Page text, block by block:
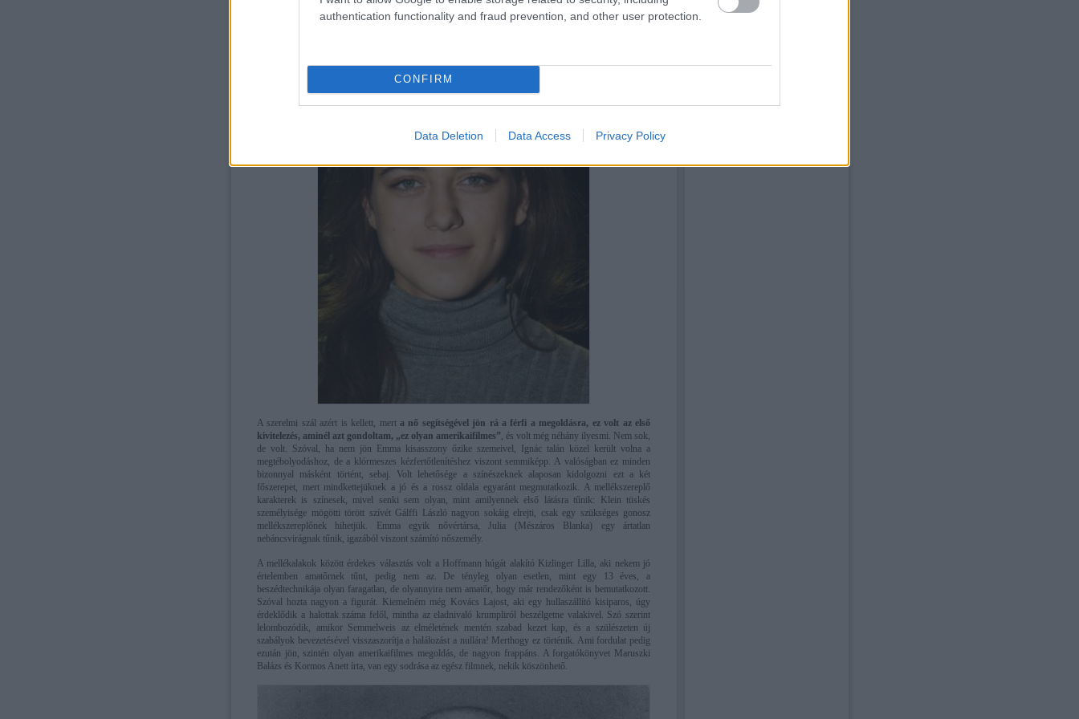
authentication functionality and fraud prevention, and other user protection.
CONFIRM
Data Deletion Data Access Privacy Policy
néhány okostelefon képernyőjének felvillanását.
A szerelmi szál azért is kellett, mert a nő segítségével jön rá a férfi a megoldásra, ez volt az első
kivitelezés, aminél azt gondoltam, „ez olyan amerikaifilmes” , és volt még néhány ilyesmi. Nem sok,
de volt. Szóval, ha nem jön Emma kisasszony őzike szemeivel, Ignác talán közel került volna a
megtébolyodáshoz, de a klórmeszes kézfertőtlenítéshez viszont semmiképp. A valóságban ez minden
bizonnyal másként történt, sebaj. Volt lehetősége a színészeknek alaposan kidolgozni ezt a két
főszerepet, mert mindkettejüknek a jó és a rossz oldala egyaránt megmutatkozik. A mellékszereplő
karakterek is színesek, mivel senki sem olyan, mint amilyennek első látásra tűnik: Klein tüskés
személyisége mögötti törött szívét Gálffi László nagyon sokáig elrejti, csak egy szükséges gonosz
mellékszereplőnek hihetjük. Emma egyik nővértársa, Julia (Mészáros Blanka) egy ártatlan
nebáncsvirágnak tűnik, igazából viszont számító nőszemély.
A mellékalakok között érdekes választás volt a Hoffmann húgát alakító Kizlinger Lilla, aki nekem jó
értelemben amatőrnek tűnt, pedig nem az. De tényleg olyan esetlen, mint egy 13 éves, a
beszédtechnikája olyan faragatlan, de olyannyira nem amatőr, hogy már rendezőként is bemutatkozott.
Szóval hozta nagyon a figurát. Kiemelném még Kovács Lajost, aki egy hullaszállító kisiparos, úgy
érdeklődik a halottak száma felől, mintha az eladnivaló krumpliról beszélgetne valakivel. Szó szerint
lelombozódik, amikor Semmelweis az elméletének mentén szabad kezet kap, és a szülészeten új
szabályok bevezetésével visszaszorítja a halálozást a nullára! Merthogy ez történik. Ami fordulat pedig
ezután jön, szintén olyan amerikaifilmes megoldás, de nagyon frappáns. A forgatókönyvet Maruszki
Balázs és Kormos Anett írta, van egy sodrása az egész filmnek, nekik köszönhető.